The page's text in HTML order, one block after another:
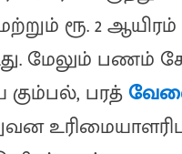
ரூ. 2 ஆயிரம்
மேலும் பணம்
கும்பல், பரத்